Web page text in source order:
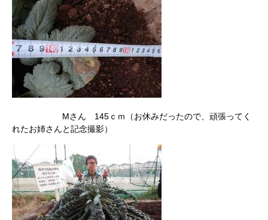
Mさん 145ｃｍ（お休みだったので、頑張ってく
れたお姉さんと記念撮影）